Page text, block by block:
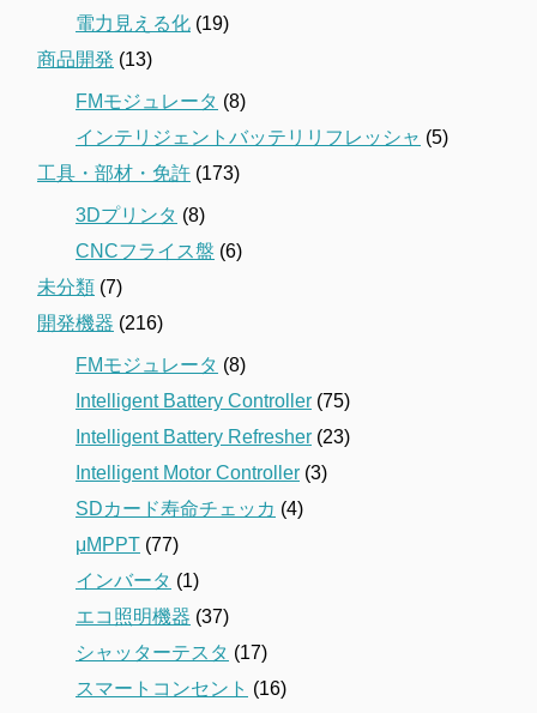
電力見える化 (19)
商品開発 (13)
FMモジュレータ (8)
インテリジェントバッテリリフレッシャ (5)
工具・部材・免許 (173)
3Dプリンタ (8)
CNCフライス盤 (6)
未分類 (7)
開発機器 (216)
FMモジュレータ (8)
Intelligent Battery Controller (75)
Intelligent Battery Refresher (23)
Intelligent Motor Controller (3)
SDカード寿命チェッカ (4)
μMPPT (77)
インバータ (1)
エコ照明機器 (37)
シャッターテスタ (17)
スマートコンセント (16)